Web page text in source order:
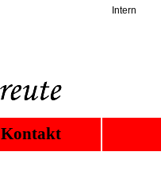
Intern
Kontakt